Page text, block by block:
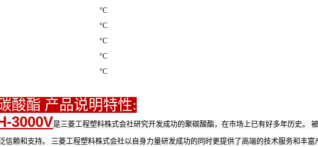
°C
°C
°C
°C
°C
酸酯 产品说明特性:
3000V是三菱工程塑料株式会社研究开发成功的聚碳酸酯，在市场上已有好多年历史。
赖和支持。 三菱工程塑料株式会社以自身力量研发成功的同时更提供了高端的技术服务和丰富